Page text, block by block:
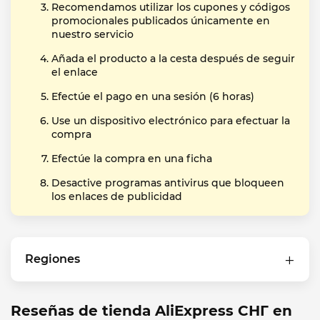
Recomendamos utilizar los cupones y códigos
promocionales publicados únicamente en
nuestro servicio
Añada el producto a la cesta después de seguir
el enlace
Efectúe el pago en una sesión (6 horas)
Use un dispositivo electrónico para efectuar la
compra
Efectúe la compra en una ficha
Desactive programas antivirus que bloqueen
los enlaces de publicidad
Regiones
Reseñas de tienda AliExpress СНГ en